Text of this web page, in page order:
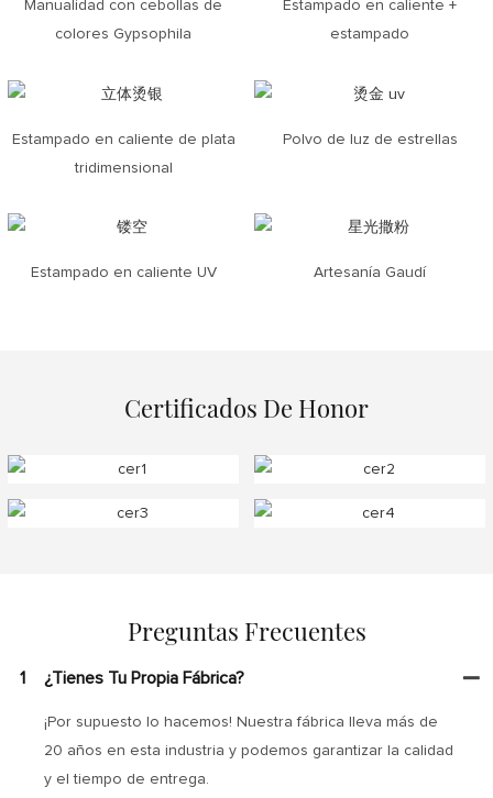
Manualidad con cebollas de
colores Gypsophila
Estampado en caliente +
estampado
Estampado en caliente de plata
tridimensional
Polvo de luz de estrellas
Estampado en caliente UV Artesanía Gaudí
Certificados De Honor
Preguntas Frecuentes
1 ¿Tienes Tu Propia Fábrica?
¡Por supuesto lo hacemos! Nuestra fábrica lleva más de
20 años en esta industria y podemos garantizar la calidad
y el tiempo de entrega.